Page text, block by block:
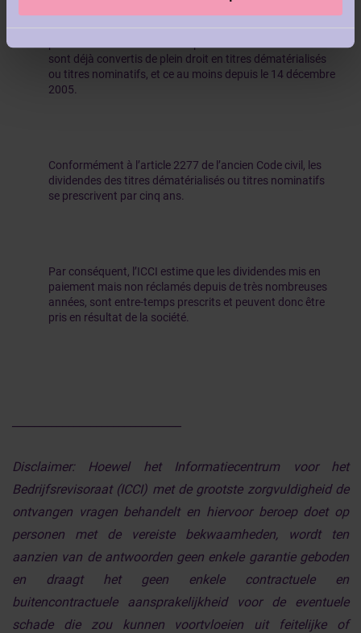
L’ICCI est d’avis que les titres au porteur en question –
sont déjà convertis de plein droit en titres dématérialisés
ou titres nominatifs, et ce au moins depuis le 14 décembre
2005.
Conformément à l’article 2277 de l’ancien Code civil, les
dividendes des titres dématérialisés ou titres nominatifs
se prescrivent par cinq ans.
Par conséquent, l’ICCI estime que les dividendes mis en
paiement mais non réclamés depuis de très nombreuses
années, sont entre-temps prescrits et peuvent donc être
pris en résultat de la société.
Disclaimer: Hoewel het Informatiecentrum voor het
Bedrijfsrevisoraat (ICCI) met de grootste zorgvuldigheid de
ontvangen vragen behandelt en hiervoor beroep doet op
personen met de vereiste bekwaamheden, wordt ten
aanzien van de antwoorden geen enkele garantie geboden
en draagt het geen enkele contractuele en
buitencontractuele aansprakelijkheid voor de eventuele
schade die zou kunnen voortvloeien uit feitelijke of